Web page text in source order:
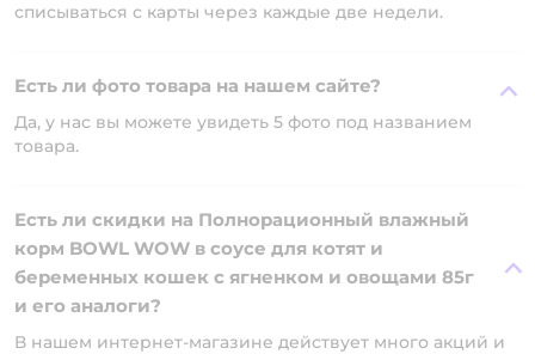
списываться с карты через каждые две недели.
Есть ли фото товара на нашем сайте?
Да, у нас вы можете увидеть 5 фото под названием
товара.
Есть ли скидки на Полнорационный влажный
корм BOWL WOW в соусе для котят и
беременных кошек с ягненком и овощами 85г
и его аналоги?
В нашем интернет-магазине действует много акций и